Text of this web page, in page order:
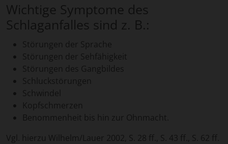
Wichtige Symptome des
Schlaganfalles sind z. B.:
Störungen der Sprache
Störungen der Sehfähigkeit
Störungen des Gangbildes
Schluckstörungen
Schwindel
Kopfschmerzen
Benommenheit bis hin zur Ohnmacht.
Vgl. hierzu Wilhelm/Lauer 2002, S. 28 ff., S. 43 ff., S. 62 ff.